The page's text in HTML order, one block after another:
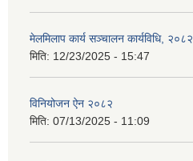
मेलमिलाप कार्य सञ्चालन कार्यविधि, २०८२
मिति: 12/23/2025 - 15:47
विनियोजन ऐन २०८२
मिति: 07/13/2025 - 11:09